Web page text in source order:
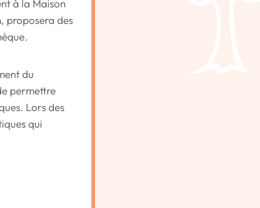
à la Maison
proposera des
du
permettre
Lors des
qui